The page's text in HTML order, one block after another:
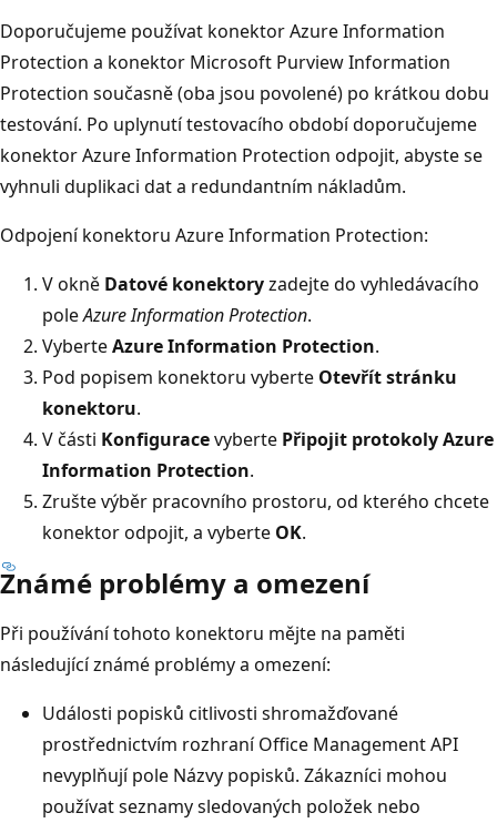
Doporučujeme používat konektor Azure Information
Protection a konektor Microsoft Purview Information
Protection současně (oba jsou povolené) po krátkou dobu
testování. Po uplynutí testovacího období doporučujeme
konektor Azure Information Protection odpojit, abyste se
vyhnuli duplikaci dat a redundantním nákladům.
Odpojení konektoru Azure Information Protection:
V okně Datové konektoryzadejte do vyhledávacího
poleAzure Information Protection.
VyberteAzure Information Protection.
Pod popisem konektoru vyberte Otevřít stránku
konektoru.
V části Konfiguracevyberte Připojit protokoly Azure
Information Protection.
Zrušte výběr pracovního prostoru, od kterého chcete
konektor odpojit, a vyberte OK.
Známé problémy a omezení
Při používání tohoto konektoru mějte na paměti
následující známé problémy a omezení:
Události popisků citlivosti shromažďované
prostřednictvím rozhraní Office Management API
nevyplňují pole Názvy popisků. Zákazníci mohou
používat seznamy sledovaných položek nebo